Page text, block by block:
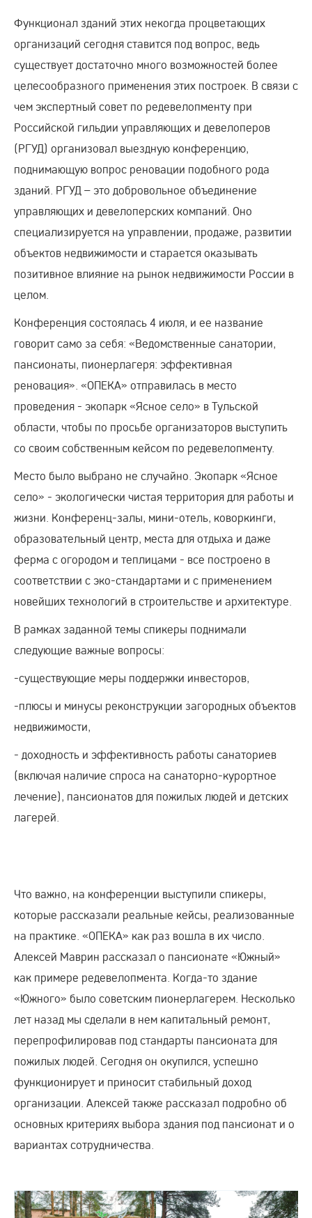
Функционал зданий этих некогда процветающих
организаций сегодня ставится под вопрос, ведь
существует достаточно много возможностей более
целесообразного применения этих построек. В связи с
чем экспертный совет по редевелопменту при
Российской гильдии управляющих и девелоперов
(РГУД) организовал выездную конференцию,
поднимающую вопрос реновации подобного рода
зданий. РГУД – это добровольное объединение
управляющих и девелоперских компаний. Оно
специализируется на управлении, продаже, развитии
объектов недвижимости и старается оказывать
позитивное влияние на рынок недвижимости России в
целом.
Конференция состоялась 4 июля, и ее название
говорит само за себя: «Ведомственные санатории,
пансионаты, пионерлагеря: эффективная
реновация». «ОПЕКА» отправилась в место
проведения - экопарк «Ясное село» в Тульской
области, чтобы по просьбе организаторов выступить
со своим собственным кейсом по редевелопменту.
Место было выбрано не случайно. Экопарк «Ясное
село» - экологически чистая территория для работы и
жизни. Конференц-залы, мини-отель, коворкинги,
образовательный центр, места для отдыха и даже
ферма с огородом и теплицами - все построено в
соответствии с эко-стандартами и с применением
новейших технологий в строительстве и архитектуре.
В рамках заданной темы спикеры поднимали
следующие важные вопросы:
-существующие меры поддержки инвесторов,
-плюсы и минусы реконструкции загородных объектов
недвижимости,
- доходность и эффективность работы санаториев
(включая наличие спроса на санаторно-курортное
лечение), пансионатов для пожилых людей и детских
лагерей.
Что важно, на конференции выступили спикеры,
которые рассказали реальные кейсы, реализованные
на практике. «ОПЕКА» как раз вошла в их число.
Алексей Маврин рассказал о пансионате «Южный»
как примере редевелопмента. Когда-то здание
«Южного» было советским пионерлагерем. Несколько
лет назад мы сделали в нем капитальный ремонт,
перепрофилировав под стандарты пансионата для
пожилых людей. Сегодня он окупился, успешно
функционирует и приносит стабильный доход
организации. Алексей также рассказал подробно об
основных критериях выбора здания под пансионат и о
вариантах сотрудничества.